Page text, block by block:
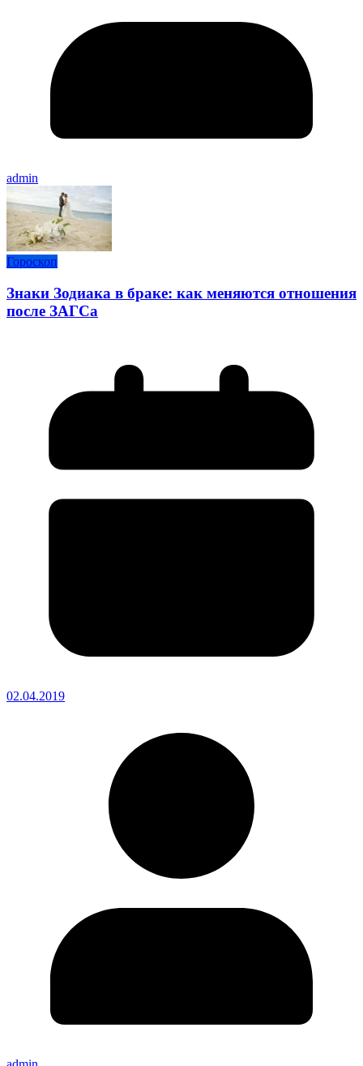
admin
Гороскоп
Знаки Зодиака в браке: как меняются отношения
после ЗАГСа
02.04.2019